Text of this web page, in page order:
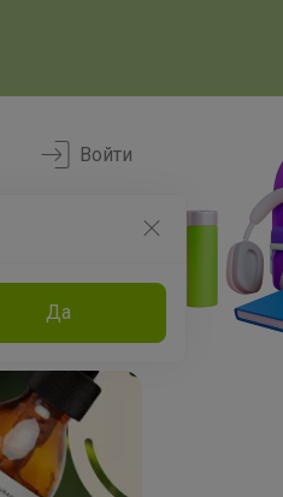
Да
Войти
Эксперты